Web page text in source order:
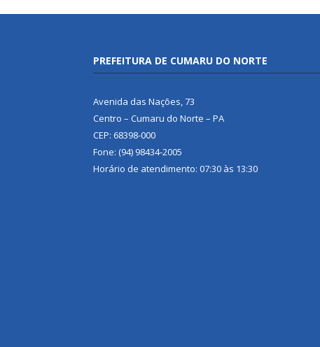
PREFEITURA DE CUMARU DO NORTE
Avenida das Nações, 73
Centro – Cumaru do Norte – PA
CEP: 68398-000
Fone: (94) 98434-2005
Horário de atendimento: 07:30 às 13:30